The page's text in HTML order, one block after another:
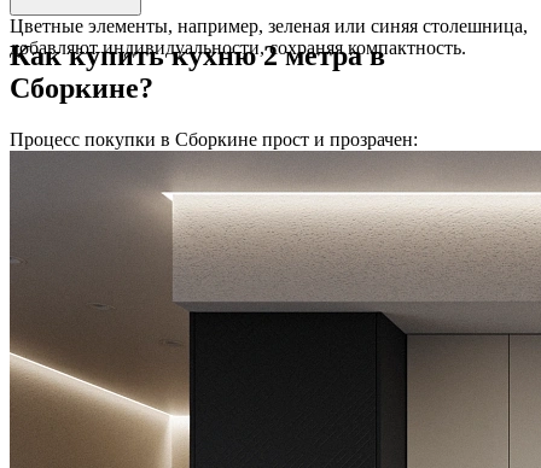
Цветные элементы, например, зеленая или синяя столешница,
добавляют индивидуальности, сохраняя компактность.
Как купить кухню 2 метра в
Сборкине?
Процесс покупки в Сборкине прост и прозрачен: